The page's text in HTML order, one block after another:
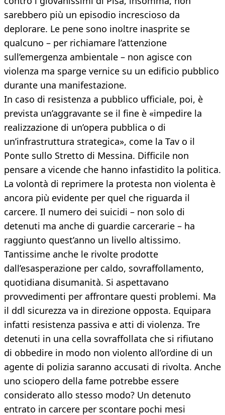
sarebbero più un episodio increscioso da
deplorare. Le pene sono inoltre inasprite se
qualcuno – per richiamare l’attenzione
sull’emergenza ambientale – non agisce con
violenza ma sparge vernice su un edificio pubblico
durante una manifestazione.
In caso di resistenza a pubblico ufficiale, poi, è
prevista un’aggravante se il fine è «impedire la
realizzazione di un’opera pubblica o di
un’infrastruttura strategica», come la Tav o il
Ponte sullo Stretto di Messina. Difficile non
pensare a vicende che hanno infastidito la politica.
La volontà di reprimere la protesta non violenta è
ancora più evidente per quel che riguarda il
carcere. Il numero dei suicidi – non solo di
detenuti ma anche di guardie carcerarie – ha
raggiunto quest’anno un livello altissimo.
Tantissime anche le rivolte prodotte
dall’esasperazione per caldo, sovraffollamento,
quotidiana disumanità. Si aspettavano
provvedimenti per affrontare questi problemi. Ma
il ddl sicurezza va in direzione opposta. Equipara
infatti resistenza passiva e atti di violenza. Tre
detenuti in una cella sovraffollata che si rifiutano
di obbedire in modo non violento all’ordine di un
agente di polizia saranno accusati di rivolta. Anche
uno sciopero della fame potrebbe essere
considerato allo stesso modo? Un detenuto
entrato in carcere per scontare pochi mesi